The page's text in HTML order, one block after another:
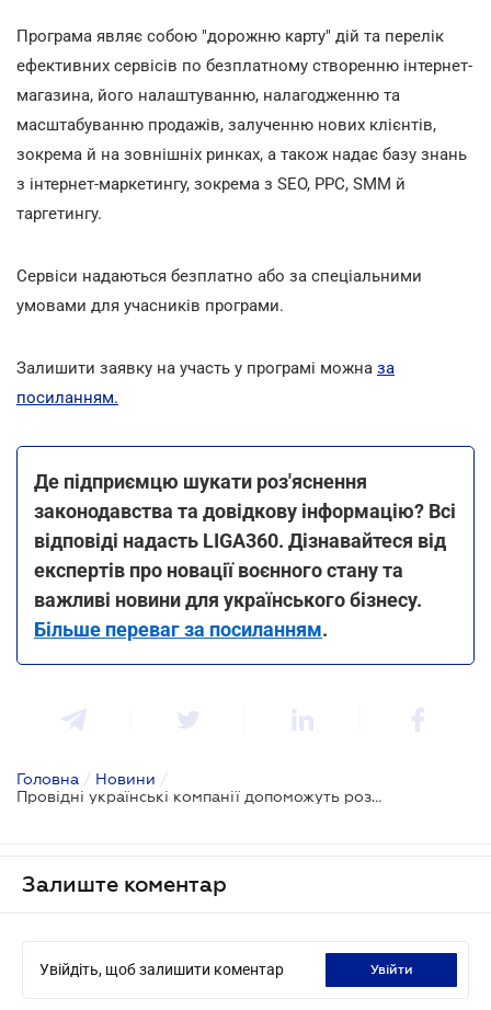
Програма являє собою "дорожню карту" дій та перелік
ефективних сервісів по безплатному створенню інтернет-
магазина, його налаштуванню, налагодженню та
масштабуванню продажів, залученню нових клієнтів,
зокрема й на зовнішніх ринках, а також надає базу знань
з інтернет-маркетингу, зокрема з SEO, PPC, SMM й
таргетингу.
Сервіси надаються безплатно або за спеціальними
умовами для учасників програми.
Залишити заявку на участь у програмі можна за
посиланням.
Де підприємцю шукати роз'яснення
законодавства та довідкову інформацію? Всі
відповіді надасть LIGA360. Дізнавайтеся від
експертів про новації воєнного стану та
важливі новини для українського бізнесу.
Більше переваг за посиланням.
Головна / Новини /
Провідні українські компанії допоможуть розвиватися середньому та малому бізнесу
Залиште коментар
Увійдіть, щоб залишити коментар увійти